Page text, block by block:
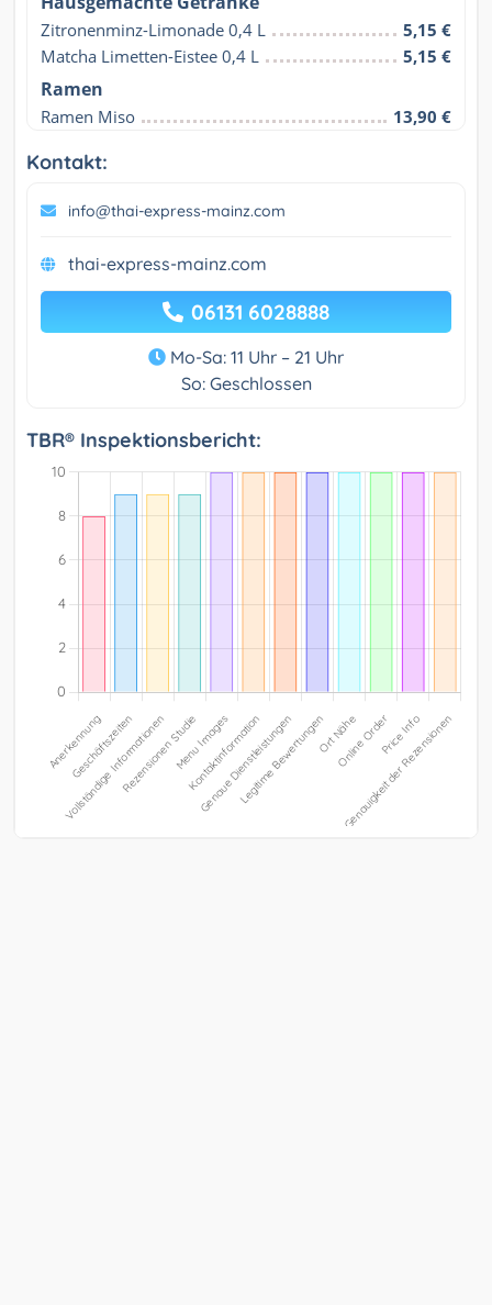
Zitronenminz-Limonade 0,4 L
5,15 €
Matcha Limetten-Eistee 0,4 L
5,15 €
Ramen
Ramen Miso 13,90 €
Kontakt:
info@thai-express-mainz.com
thai-express-mainz.com
06131 6028888
Mo-Sa: 11 Uhr – 21 Uhr
So: Geschlossen
TBR® Inspektionsbericht: